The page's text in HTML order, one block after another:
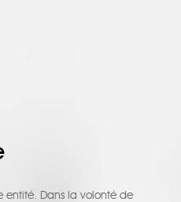
entité. Dans la volonté de